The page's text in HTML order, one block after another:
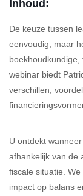
Inhoud:
De keuze tussen
eenvoudig, maar
boekhoudkundige,
webinar biedt
verschillen,
U ontdekt
afhankelijk van de
fiscale situatie.
impact op balans